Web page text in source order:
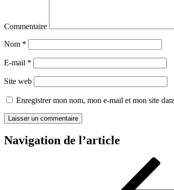
Commentaire
Nom *
E-mail *
Site web
Enregistrer mon nom, mon e-mail et mon site
Navigation de l’article